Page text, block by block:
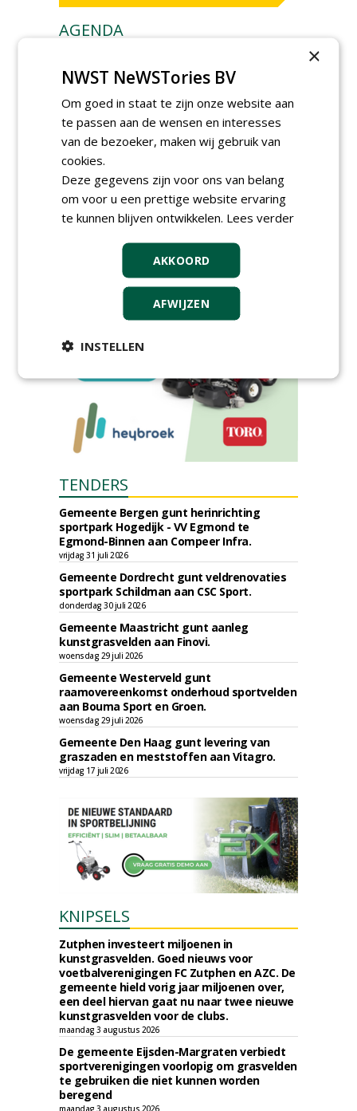
AGENDA
bijdragen aan uniform
aanbesteden van duurzame
kunstgrasvelden
t/m dinsdag 29 september 2026
Nationale Grasdag strijkt
van PEC Zwolle
woensdag 18 november 2026
Save the Date: Green Gala op
woensdag 2 december
TENDERS
Gemeente Bergen gunt herinrichting
sportpark Hogedijk - VV Egmond te
Egmond-Binnen aan Compeer Infra.
vrijdag 31 juli 2026
Gemeente Dordrecht gunt veldrenovaties
sportpark Schildman aan CSC Sport.
donderdag 30 juli 2026
Gemeente Maastricht gunt aanleg
kunstgrasvelden aan Finovi.
woensdag 29 juli 2026
Gemeente Westerveld gunt
raamovereenkomst onderhoud sportvelden
aan Bouma Sport en Groen.
woensdag 29 juli 2026
Gemeente Den Haag gunt levering van
graszaden en meststoffen aan Vitagro.
vrijdag 17 juli 2026
KNIPSELS
Zutphen investeert miljoenen in
kunstgrasvelden. Goed nieuws voor
voetbalverenigingen FC Zutphen en AZC. De
gemeente hield vorig jaar miljoenen over,
een deel hiervan gaat nu naar twee nieuwe
kunstgrasvelden voor de clubs.
maandag 3 augustus 2026
De gemeente Eijsden-Margraten verbiedt
sportverenigingen voorlopig om grasvelden
te gebruiken die niet kunnen worden
beregend
maandag 3 augustus 2026
×
NWST NeWSTories BV
Om goed in staat te zijn onze website aan
te passen aan de wensen en interesses
van de bezoeker, maken wij gebruik van
cookies.
Deze gegevens zijn voor ons van belang
om voor u een prettige website ervaring
te kunnen blijven ontwikkelen. Lees verder
AKKOORD
AFWIJZEN
INSTELLEN